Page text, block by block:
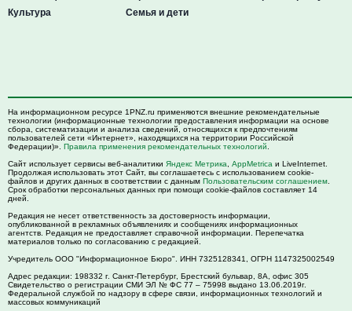
Культура
Семья и дети
На информационном ресурсе 1PNZ.ru применяются внешние рекомендательные
технологии (информационные технологии предоставления информации на основе
сбора, систематизации и анализа сведений, относящихся к предпочтениям
пользователей сети «Интернет», находящихся на территории Российской
Федерации)». Правила применения рекомендательных технологий
Сайт использует сервисы веб-аналитики Яндекс Метрика AppMetrica и LiveInternet.
Продолжая использовать этот Сайт, вы соглашаетесь с использованием cookie-
файлов и других данных в соответствии с данным Пользовательским соглашением
Срок обработки персональных данных при помощи cookie-файлов составляет 14
дней.
Редакция не несет ответственность за достоверность информации,
опубликованной в рекламных объявлениях и сообщениях информационных
агентств. Редакция не предоставляет справочной информации. Перепечатка
материалов только по согласованию с редакцией.
Учредитель ООО "Информационное Бюро". ИНН 7325128341, ОГРН 1147325002549
Адрес редакции: 198332 г. Санкт-Петербург, Брестский бульвар, 8А, офис 305
Свидетельство о регистрации СМИ ЭЛ № ФС 77 – 75998 выдано 13.06.2019г.
Федеральной службой по надзору в сфере связи, информационных технологий и
массовых коммуникаций